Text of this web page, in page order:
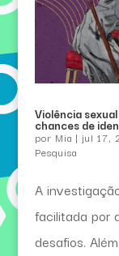
Violência
chances de
por Mia | jul 17,
Pesquisa
A
facilitada por
desafios.